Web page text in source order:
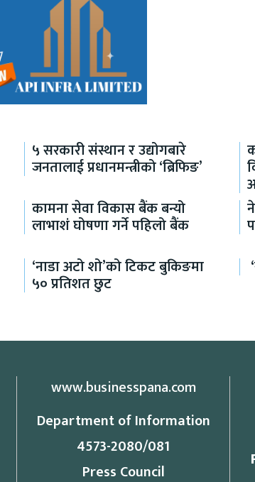
५ सरकारी संस्थान र उद्योगबारे
जनतालाई प्रधानमन्त्रीको ‘ब्रिफिङ’
कामना सेवा विकास बैंक बन्यो
लाभाशं घोषणा गर्ने पहिलो बैंक
‘नाडा अटो शो’को टिकट बुकिङमा
५० प्रतिशत छुट
www.businesspana.com
Department of Information
4573-2080/081
Press Council